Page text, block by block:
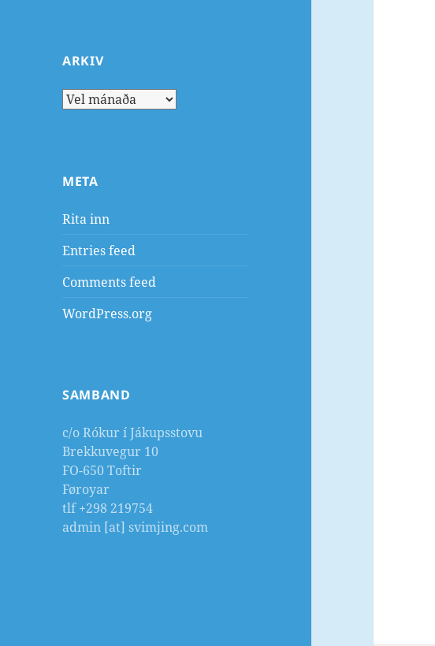
ARKIV
Arkiv
META
Rita inn
Entries feed
Comments feed
WordPress.org
SAMBAND
c/o Rókur í Jákupsstovu
Brekkuvegur 10
FO-650 Toftir
Føroyar
tlf +298 219754
admin [at] svimjing.com